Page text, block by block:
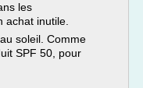
les
achat inutile.
soleil. Comme
SPF 50, pour